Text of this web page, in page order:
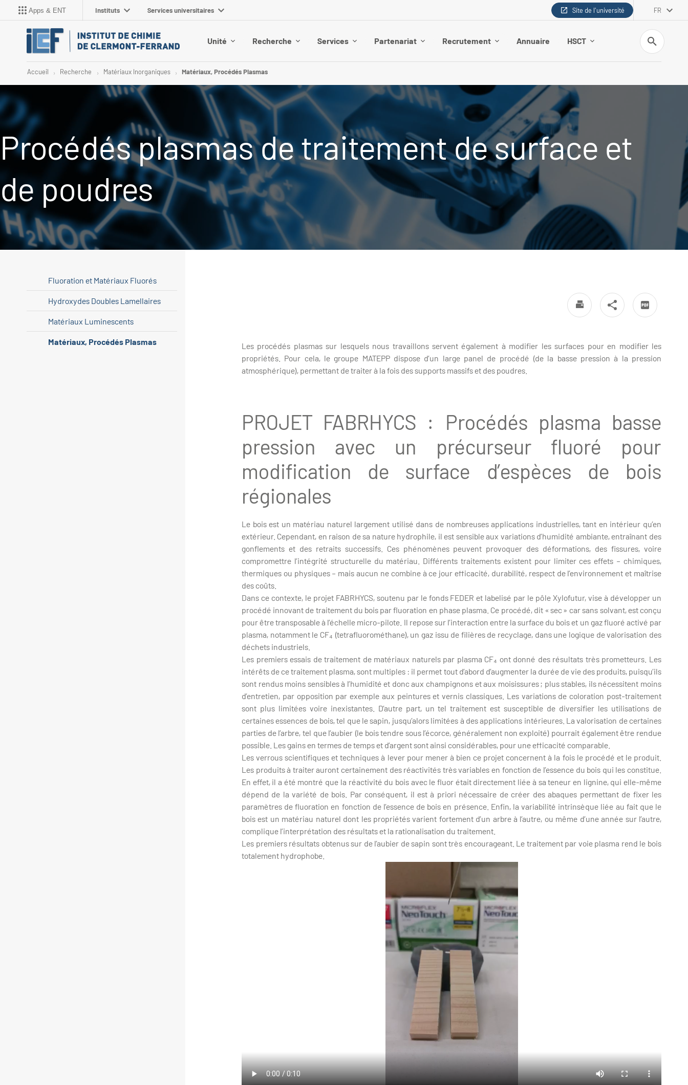
Apps & ENT Instituts Services universitaires Site de l'université FR
Unité Recherche Services Partenariat Recrutement Annuaire HSCT
Recherche
Accueil Recherche Matériaux Inorganiques Matériaux, Procédés Plasmas
Procédés plasmas de traitement de surface et
de poudres
Les procédés plasmas sur lesquels nous travaillons servent également à modifier les surfaces pour en modifier les
propriétés. Pour cela, le groupe MATEPP dispose d’un large panel de procédé (de la basse pression à la pression
atmosphérique), permettant de traiter à la fois des supports massifs et des poudres.
PROJET FABRHYCS : Procédés plasma basse
pression avec un précurseur fluoré pour
modification de surface d’espèces de bois
régionales
Le bois est un matériau naturel largement utilisé dans de nombreuses applications industrielles, tant en intérieur qu’en
extérieur. Cependant, en raison de sa nature hydrophile, il est sensible aux variations d’humidité ambiante, entraînant des
gonflements et des retraits successifs. Ces phénomènes peuvent provoquer des déformations, des fissures, voire
compromettre l’intégrité structurelle du matériau. Différents traitements existent pour limiter ces effets – chimiques,
thermiques ou physiques – mais aucun ne combine à ce jour efficacité, durabilité, respect de l’environnement et maîtrise
des coûts.
Dans ce contexte, le projet FABRHYCS, soutenu par le fonds FEDER et labelisé par le pôle Xylofutur, vise à développer un
procédé innovant de traitement du bois par fluoration en phase plasma. Ce procédé, dit « sec » car sans solvant, est conçu
pour être transposable à l’échelle micro-pilote. Il repose sur l’interaction entre la surface du bois et un gaz fluoré activé par
plasma, notamment le CF₄ (tetrafluorométhane), un gaz issu de filières de recyclage, dans une logique de valorisation des
déchets industriels.
Les premiers essais de traitement de matériaux naturels par plasma CF₄ ont donné des résultats très prometteurs. Les
intérêts de ce traitement plasma, sont multiples : il permet tout d’abord d’augmenter la durée de vie des produits, puisqu’ils
sont rendus moins sensibles à l’humidité et donc aux champignons et aux moisissures ; plus stables, ils nécessitent moins
d’entretien, par opposition par exemple aux peintures et vernis classiques. Les variations de coloration post-traitement
sont plus limitées voire inexistantes. D’autre part, un tel traitement est susceptible de diversifier les utilisations de
certaines essences de bois, tel que le sapin, jusqu’alors limitées à des applications intérieures. La valorisation de certaines
parties de l’arbre, tel que l’aubier (le bois tendre sous l’écorce, généralement non exploité) pourrait également être rendue
possible. Les gains en termes de temps et d’argent sont ainsi considérables, pour une efficacité comparable.
Les verrous scientifiques et techniques à lever pour mener à bien ce projet concernent à la fois le procédé et le produit.
Les produits à traiter auront certainement des réactivités très variables en fonction de l’essence du bois qui les constitue.
En effet, il a été montré que la réactivité du bois avec le fluor était directement liée à sa teneur en lignine, qui elle-même
dépend de la variété de bois. Par conséquent, il est à priori nécessaire de créer des abaques permettant de fixer les
paramètres de fluoration en fonction de l’essence de bois en présence. Enfin, la variabilité intrinsèque liée au fait que le
bois est un matériau naturel dont les propriétés varient fortement d’un arbre à l’autre, ou même d’une année sur l’autre,
complique l’interprétation des résultats et la rationalisation du traitement.
Les premiers résultats obtenus sur de l’aubier de sapin sont très encourageant. Le traitement par voie plasma rend le bois
totalement hydrophobe.
Fluoration et Matériaux Fluorés
Hydroxydes Doubles Lamellaires
Matériaux Luminescents
Matériaux, Procédés Plasmas